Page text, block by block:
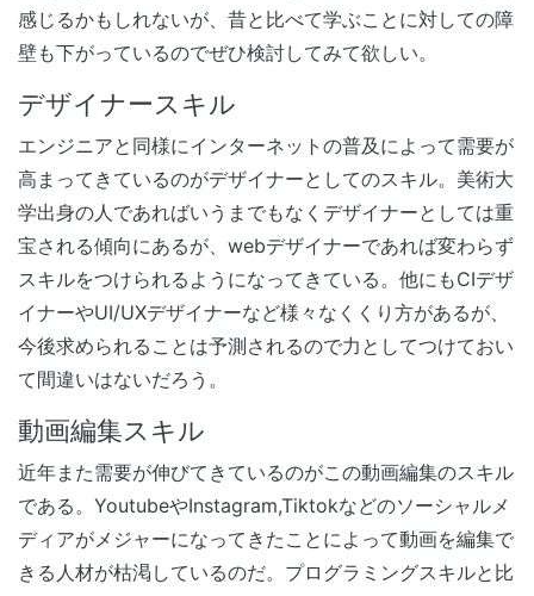
感じるかもしれないが、昔と比べて学ぶことに対しての障
壁も下がっているのでぜひ検討してみて欲しい。
デザイナースキル
エンジニアと同様にインターネットの普及によって需要が
高まってきているのがデザイナーとしてのスキル。美術大
学出身の人であればいうまでもなくデザイナーとしては重
宝される傾向にあるが、webデザイナーであれば変わらず
スキルをつけられるようになってきている。他にもCIデザ
イナーやUI/UXデザイナーなど様々なくくり方があるが、
今後求められることは予測されるので力としてつけておい
て間違いはないだろう。
動画編集スキル
近年また需要が伸びてきているのがこの動画編集のスキル
である。YoutubeやInstagram,Tiktokなどのソーシャルメ
ディアがメジャーになってきたことによって動画を編集で
きる人材が枯渇しているのだ。プログラミングスキルと比